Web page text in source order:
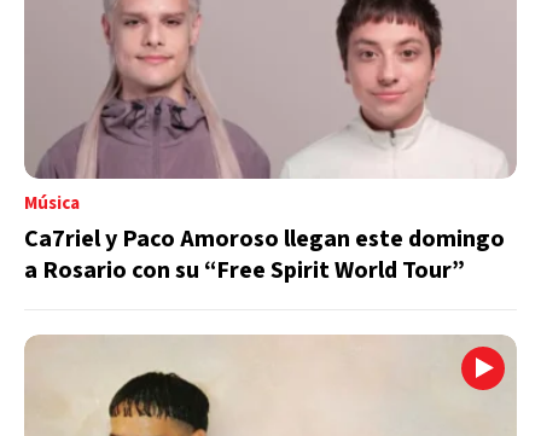
Música
Ca7riel y Paco Amoroso llegan este domingo
a Rosario con su “Free Spirit World Tour”